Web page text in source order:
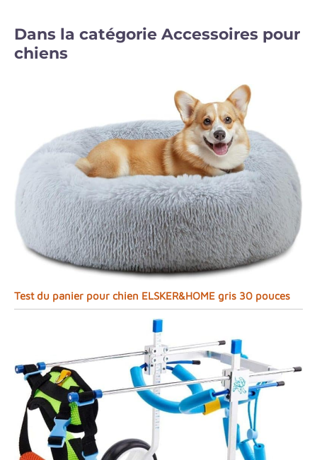
Dans la catégorie Accessoires pour
chiens
Test du panier pour chien ELSKER&HOME gris 30 pouces